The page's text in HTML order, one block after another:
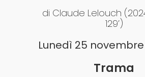
di Claude Lelouch
129’)
Lunedì 25 novembre
Trama